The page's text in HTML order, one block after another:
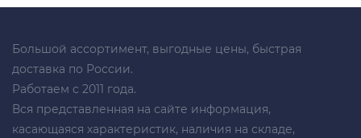
Большой ассортимент, выгодные цены, быстрая
доставка по России.
Работаем с 2011 года.
Вся представленная на сайте информация,
касающаяся характеристик, наличия на складе,